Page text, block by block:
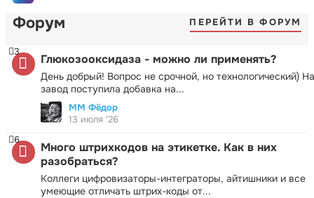
Форум ПЕРЕЙТИ В ФОРУМ
Глюкозооксидаза - можно ли применять?
День добрый! Вопрос не срочной, но технологический) На
завод поступила добавка на...
3
ММ Фёдор
13 июля '26
Много штрихкодов на этикетке. Как в них
разобраться?
Коллеги цифровизаторы-интеграторы, айтишники и все
умеющие отличать штрих-коды от...
6